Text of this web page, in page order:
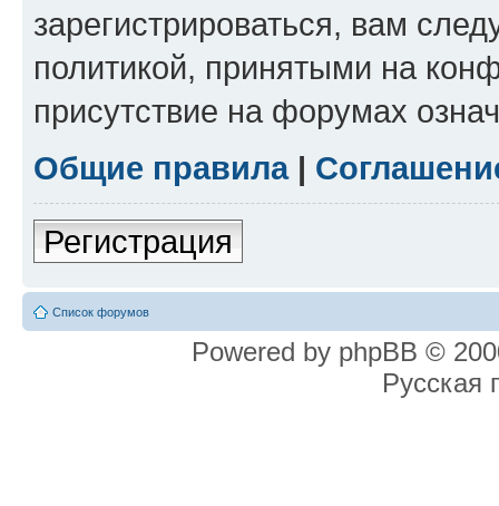
зарегистрироваться, вам
политикой, принятыми на
присутствие на форумах
Общие правила|
Регистрация
Список форумов
Powered by phpBB ©
Русская